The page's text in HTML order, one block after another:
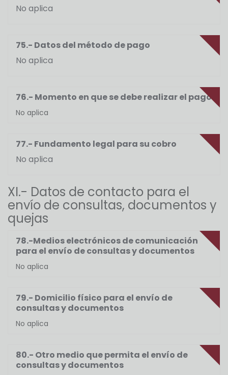
No aplica
75.- Datos del método de pago
No aplica
76.- Momento en que se debe realizar el pago
No aplica
77.- Fundamento legal para su cobro
No aplica
XI.- Datos de contacto para el
envío de consultas, documentos y
quejas
78.-Medios electrónicos de comunicación
para el envío de consultas y documentos
No aplica
79.- Domicilio físico para el envío de
consultas y documentos
No aplica
80.- Otro medio que permita el envío de
consultas y documentos